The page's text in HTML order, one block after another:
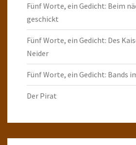
Fünf Worte, ein Gedicht: Beim
geschickt
Fünf Worte, ein Gedicht: Des
Neider
Fünf Worte, ein Gedicht: Bands
Der Pirat